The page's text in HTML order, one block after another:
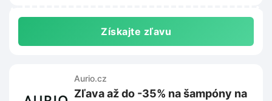
Získajte zľavu
Aurio.cz
Zľava až do -35% na šampóny na